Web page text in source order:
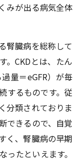
みが出る病気全体
腎臓病を総称して
。CKDとは、たん
量＝eGFR）が毎
するものです。従
分類されておりま
できるので、自覚
く、腎臓病の早期
たといえます。